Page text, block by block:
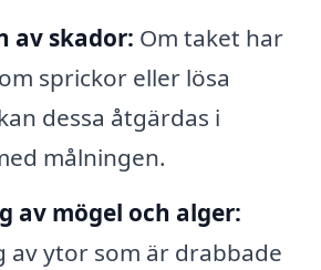
av skador: Om taket har
sprickor eller lösa
dessa åtgärdas i
målningen.
av mögel och alger:
av ytor som är drabbade